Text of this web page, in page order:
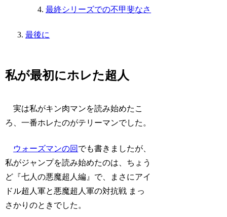
最終シリーズでの不甲斐なさ
最後に
私が最初にホレた超人
実は私がキン肉マンを読み始めたこ
ろ、一番ホレたのがテリーマンでした。
ウォーズマンの回 でも書きましたが、
私がジャンプを読み始めたのは、ちょう
ど『七人の悪魔超人編』で、まさにアイ
ドル超人軍と悪魔超人軍の対抗戦 まっ
さかりのときでした。